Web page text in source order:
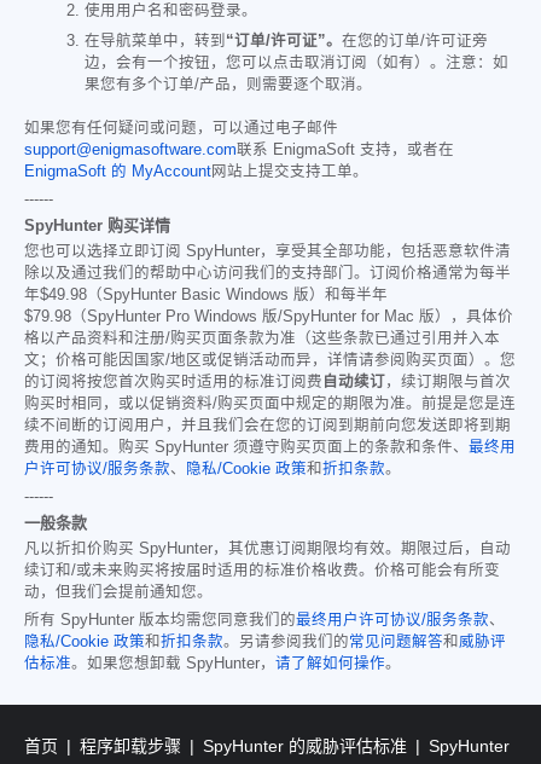
使用用户名和密码登录。
在导航菜单中，转到 “订单/许可证”。 在您的订单/许可证旁
边，会有一个按钮，您可以点击取消订阅（如有）。注意：如
果您有多个订单/产品，则需要逐个取消。
如果您有任何疑问或问题，可以通过电子邮件
support@enigmasoftware.com联系 EnigmaSoft 支持，或者在
EnigmaSoft 的 MyAccount网站上提交支持工单。
------
SpyHunter 购买详情
您也可以选择立即订阅 SpyHunter，享受其全部功能，包括恶意软件清
除以及通过我们的帮助中心访问我们的支持部门。订阅价格通常为每半
年$49.98 （SpyHunter Basic Windows 版）和每半年
$79.98 （SpyHunter Pro Windows 版/SpyHunter for Mac 版），具体价
格以产品资料和注册/购买页面条款为准（这些条款已通过引用并入本
文；价格可能因国家/地区或促销活动而异，详情请参阅购买页面）。您
的订阅将按您首次购买时适用的标准订阅费 自动续订，续订期限与首次
购买时相同，或以促销资料/购买页面中规定的期限为准。前提是您是连
续不间断的订阅用户，并且我们会在您的订阅到期前向您发送即将到期
费用的通知。购买 SpyHunter 须遵守购买页面上的条款和条件、 最终用
户许可协议/服务条款、 隐私/Cookie 政策和折扣条款。
------
一般条款
凡以折扣价购买 SpyHunter，其优惠订阅期限均有效。期限过后，自动
续订和/或未来购买将按届时适用的标准价格收费。价格可能会有所变
动，但我们会提前通知您。
所有 SpyHunter 版本均需您同意我们的最终用户许可协议/服务条款、
隐私/Cookie 政策和折扣条款。另请参阅我们的常见问题解答和 威胁评
估标准。如果您想卸载 SpyHunter， 请了解如何操作。
首页 程序卸载步骤 SpyHunter 的威胁评估标准 SpyHunter